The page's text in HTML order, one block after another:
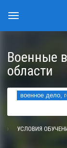
Военные
области
военное дело,
УСЛОВИЯ